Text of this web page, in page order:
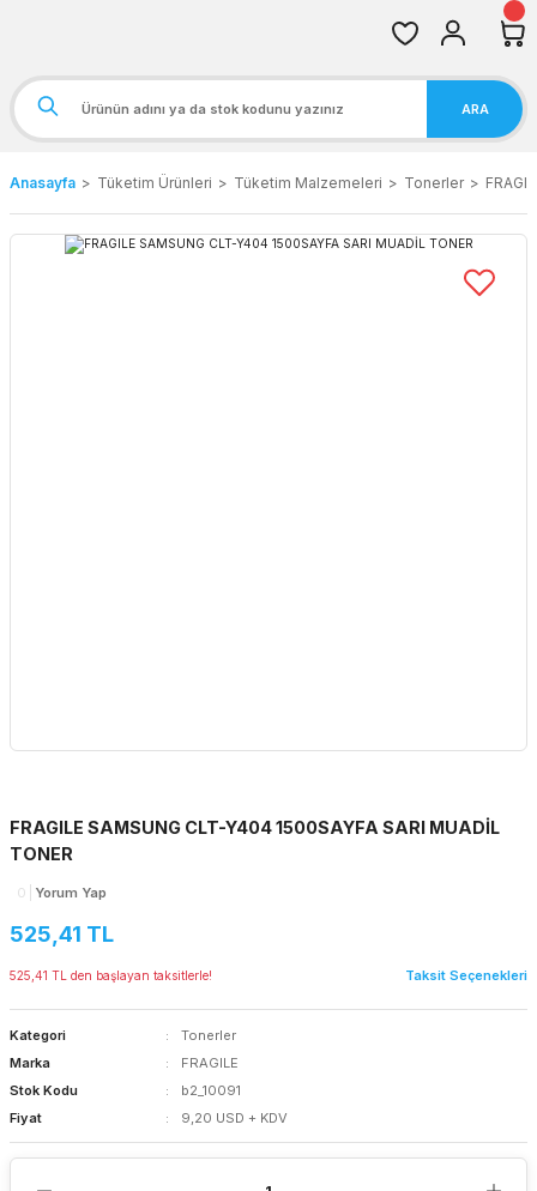
ARA
Anasayfa Tüketim Ürünleri Tüketim Malzemeleri Tonerler
FRAGILE SAMSUNG CLT-Y404 1500SAYFA SARI MUADİL
TONER
0 Yorum Yap
525,41 TL
525,41 TL den başlayan taksitlerle! Taksit Seçenekleri
Kategori
Tonerler
Marka
FRAGILE
Stok Kodu
b2_10091
Fiyat
9,20 USD + KDV